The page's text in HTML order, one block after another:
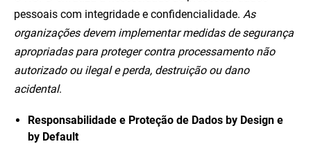
pessoais com integridade e confidencialidade. As
organizações devem implementar medidas de segurança
apropriadas para proteger contra processamento não
autorizado ou ilegal e perda, destruição ou dano
acidental.
Responsabilidade e Proteção de Dados by Design e
by Default